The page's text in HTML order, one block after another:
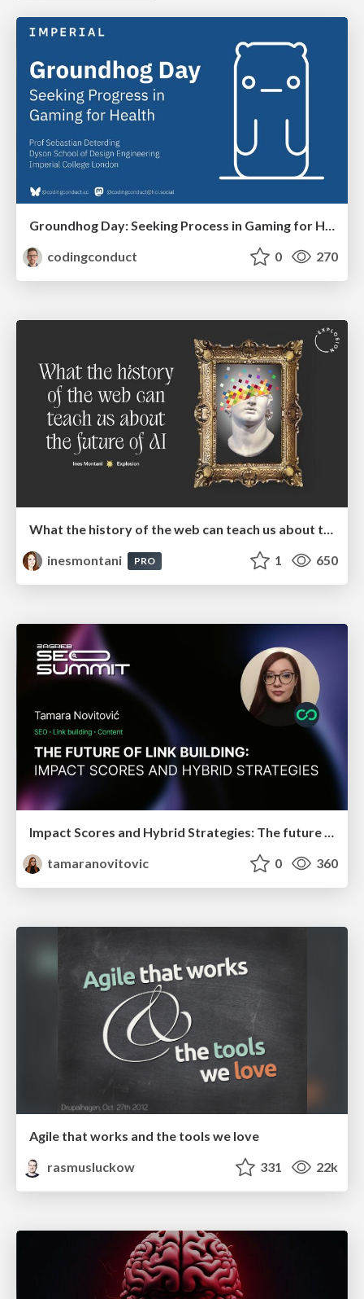
Groundhog Day: Seeking Process in Gaming for Health
codingconduct
0 270
What the history of the web can teach us about the future of AI
inesmontani
PRO 1 650
Impact Scores and Hybrid Strategies: The future of link building
tamaranovitovic
0 360
Agile that works and the tools we love
rasmusluckow
331 22k